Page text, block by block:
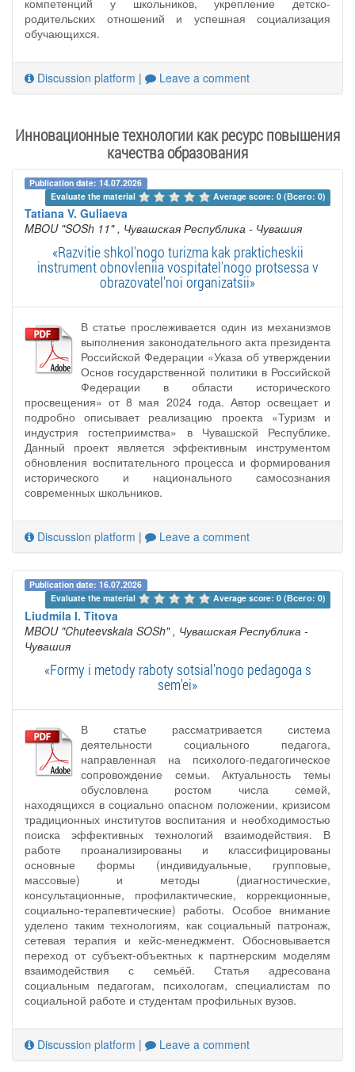
родительских отношений и успешная социализация
обучающихся.
Discussion platform | Leave a comment
Инновационные технологии как ресурс повышения
качества образования
Publication date: 14.07.2026
Evaluate the material
Average score: 0 (Всего: 0)
Tatiana V. Guliaeva
MBOU "SOSh 11" , Чувашская Республика - Чувашия
«Razvitie shkol'nogo turizma kak prakticheskii
instrument obnovleniia vospitatel'nogo protsessa v
obrazovatel'noi organizatsii»
В статье прослеживается один из механизмов
выполнения законодательного акта президента
Российской Федерации «Указа об утверждении
Основ государственной политики в Российской
Федерации в области исторического
просвещения» от 8 мая 2024 года. Автор освещает и
подробно описывает реализацию проекта «Туризм и
индустрия гостеприимства» в Чувашской Республике.
Данный проект является эффективным инструментом
обновления воспитательного процесса и формирования
исторического и национального самосознания
современных школьников.
Discussion platform | Leave a comment
Publication date: 16.07.2026
Evaluate the material
Average score: 0 (Всего: 0)
Liudmila I. Titova
MBOU "Chuteevskaia SOSh" , Чувашская Республика -
Чувашия
«Formy i metody raboty sotsial'nogo pedagoga s
sem'ei»
В статье рассматривается система
деятельности социального педагога,
направленная на психолого-педагогическое
сопровождение семьи. Актуальность темы
обусловлена ростом числа семей,
находящихся в социально опасном положении, кризисом
традиционных институтов воспитания и необходимостью
поиска эффективных технологий взаимодействия. В
работе проанализированы и классифицированы
основные формы (индивидуальные, групповые,
массовые) и методы (диагностические,
консультационные, профилактические, коррекционные,
социально-терапевтические) работы. Особое внимание
уделено таким технологиям, как социальный патронаж,
сетевая терапия и кейс-менеджмент. Обосновывается
переход от субъект-объектных к партнерским моделям
взаимодействия с семьёй. Статья адресована
социальным педагогам, психологам, специалистам по
социальной работе и студентам профильных вузов.
Discussion platform | Leave a comment